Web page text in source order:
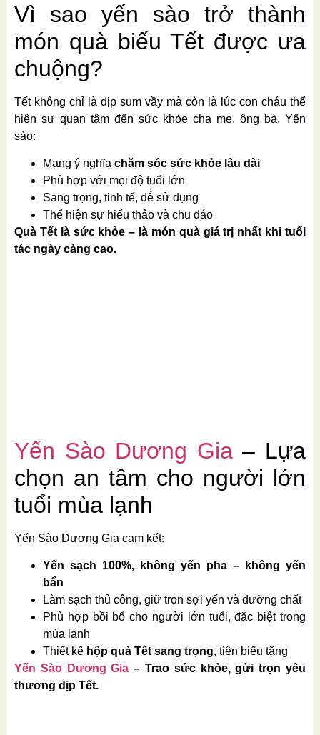
Vì sao yến sào trở thành
món quà biếu Tết được ưa
chuộng?
Tết không chỉ là dịp sum vầy mà còn là lúc con cháu thể
hiện sự quan tâm đến sức khỏe cha mẹ, ông bà. Yến
sào:
Mang ý nghĩa chăm sóc sức khỏe lâu dài
Phù hợp với mọi độ tuổi lớn
Sang trọng, tinh tế, dễ sử dụng
Thể hiện sự hiếu thảo và chu đáo
Quà Tết là sức khỏe – là món quà giá trị nhất khi tuổi
tác ngày càng cao.
Yến Sào Dương Gia– Lựa
chọn an tâm cho người lớn
tuổi mùa lạnh
Yến Sào Dương Gia cam kết:
Yến sạch 100%, không yến pha – không yến
bẩn
Làm sạch thủ công, giữ trọn sợi yến và dưỡng chất
Phù hợp bồi bổ cho người lớn tuổi, đặc biệt trong
mùa lạnh
Thiết kế hộp quà Tết sang trọng, tiện biếu tặng
Yến Sào Dương Gia – Trao sức khỏe, gửi trọn yêu
thương dịp Tết.